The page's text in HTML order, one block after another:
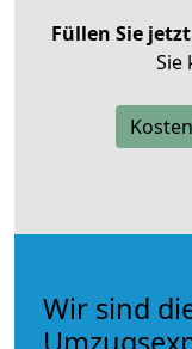
Füllen Sie
Sie
Wir sind